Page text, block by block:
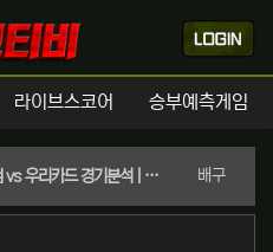
라이브스코어 승부예측게임
11월 22일 (토) V리그 KB손해보험 vs 우리카드 경기분석 | 실시간 스포츠중계 배구분류